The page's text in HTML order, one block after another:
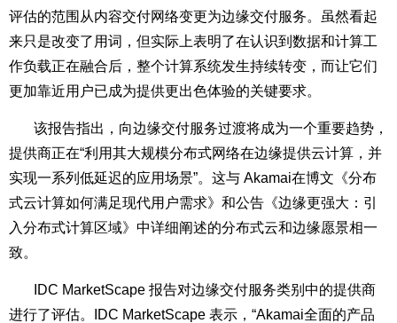
评估的范围从内容交付网络变更为边缘交付服务。虽然看起
来只是改变了用词，但实际上表明了在认识到数据和计算工
作负载正在融合后，整个计算系统发生持续转变，而让它们
更加靠近用户已成为提供更出色体验的关键要求。
该报告指出，向边缘交付服务过渡将成为一个重要趋势，
提供商正在“利用其大规模分布式网络在边缘提供云计算，并
实现一系列低延迟的应用场景”。这与 Akamai在博文 《分布
式云计算如何满足现代用户需求》 和公告 《边缘更强大：引
入分布式计算区域》 中详细阐述的分布式云和边缘愿景相一
致。
IDC MarketScape 报告对边缘交付服务类别中的提供商
进行了评估。IDC MarketScape 表示，“Akamai全面的产品